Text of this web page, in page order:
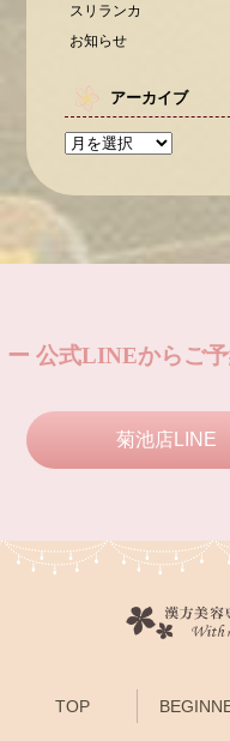
スリランカ
お知らせ
アーカイブ
ー 公式LINEからご
菊池店LINE
TOP